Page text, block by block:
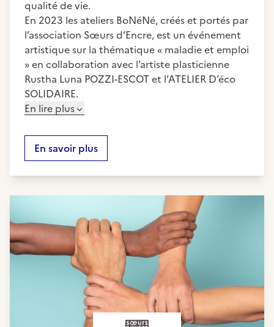
qualité de vie.
En 2023 les ateliers BoNéNé, créés et portés par
l’association Sœurs d’Encre, est un événement
artistique sur la thématique « maladie et emploi
» en collaboration avec l’artiste plasticienne
Rustha Luna POZZI-ESCOT et l’ATELIER D’éco
SOLIDAIRE.
En lire plus
En savoir plus